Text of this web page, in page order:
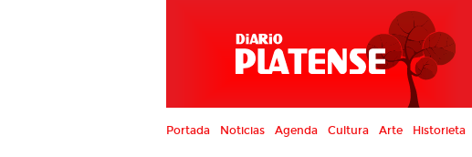
Portada Noticias Agenda Cultura Arte Historieta